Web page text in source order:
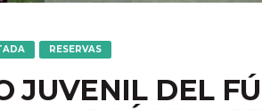
RESERVAS
JUVENIL DEL